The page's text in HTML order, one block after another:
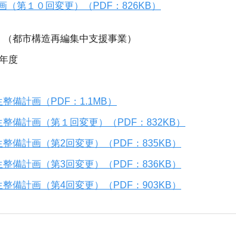
（第１０回変更）（PDF：826KB）
都市構造再編集中支援事業）
度
備計画（PDF：1.1MB）
備計画（第１回変更）（PDF：832KB）
備計画（第2回変更）（PDF：835KB）
備計画（第3回変更）（PDF：836KB）
備計画（第4回変更）（PDF：903KB）